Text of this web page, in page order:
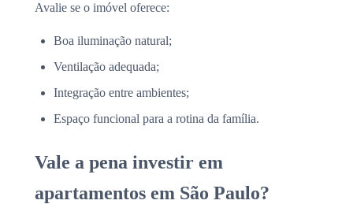
Avalie se o imóvel oferece:
Boa iluminação natural;
Ventilação adequada;
Integração entre ambientes;
Espaço funcional para a rotina da família.
Vale a pena investir em
apartamentos em São Paulo?